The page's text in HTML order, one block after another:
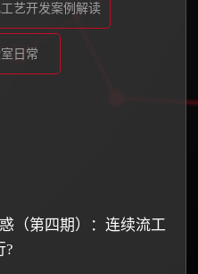
艺开发案例解读
日常
（第四期）：连续流工
?